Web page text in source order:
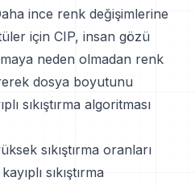
ince renk değişimlerine
için CIP, insan gözü
neden olmadan renk
dosya boyutunu
sıkıştırma algoritması
sıkıştırma oranları
sıkıştırma